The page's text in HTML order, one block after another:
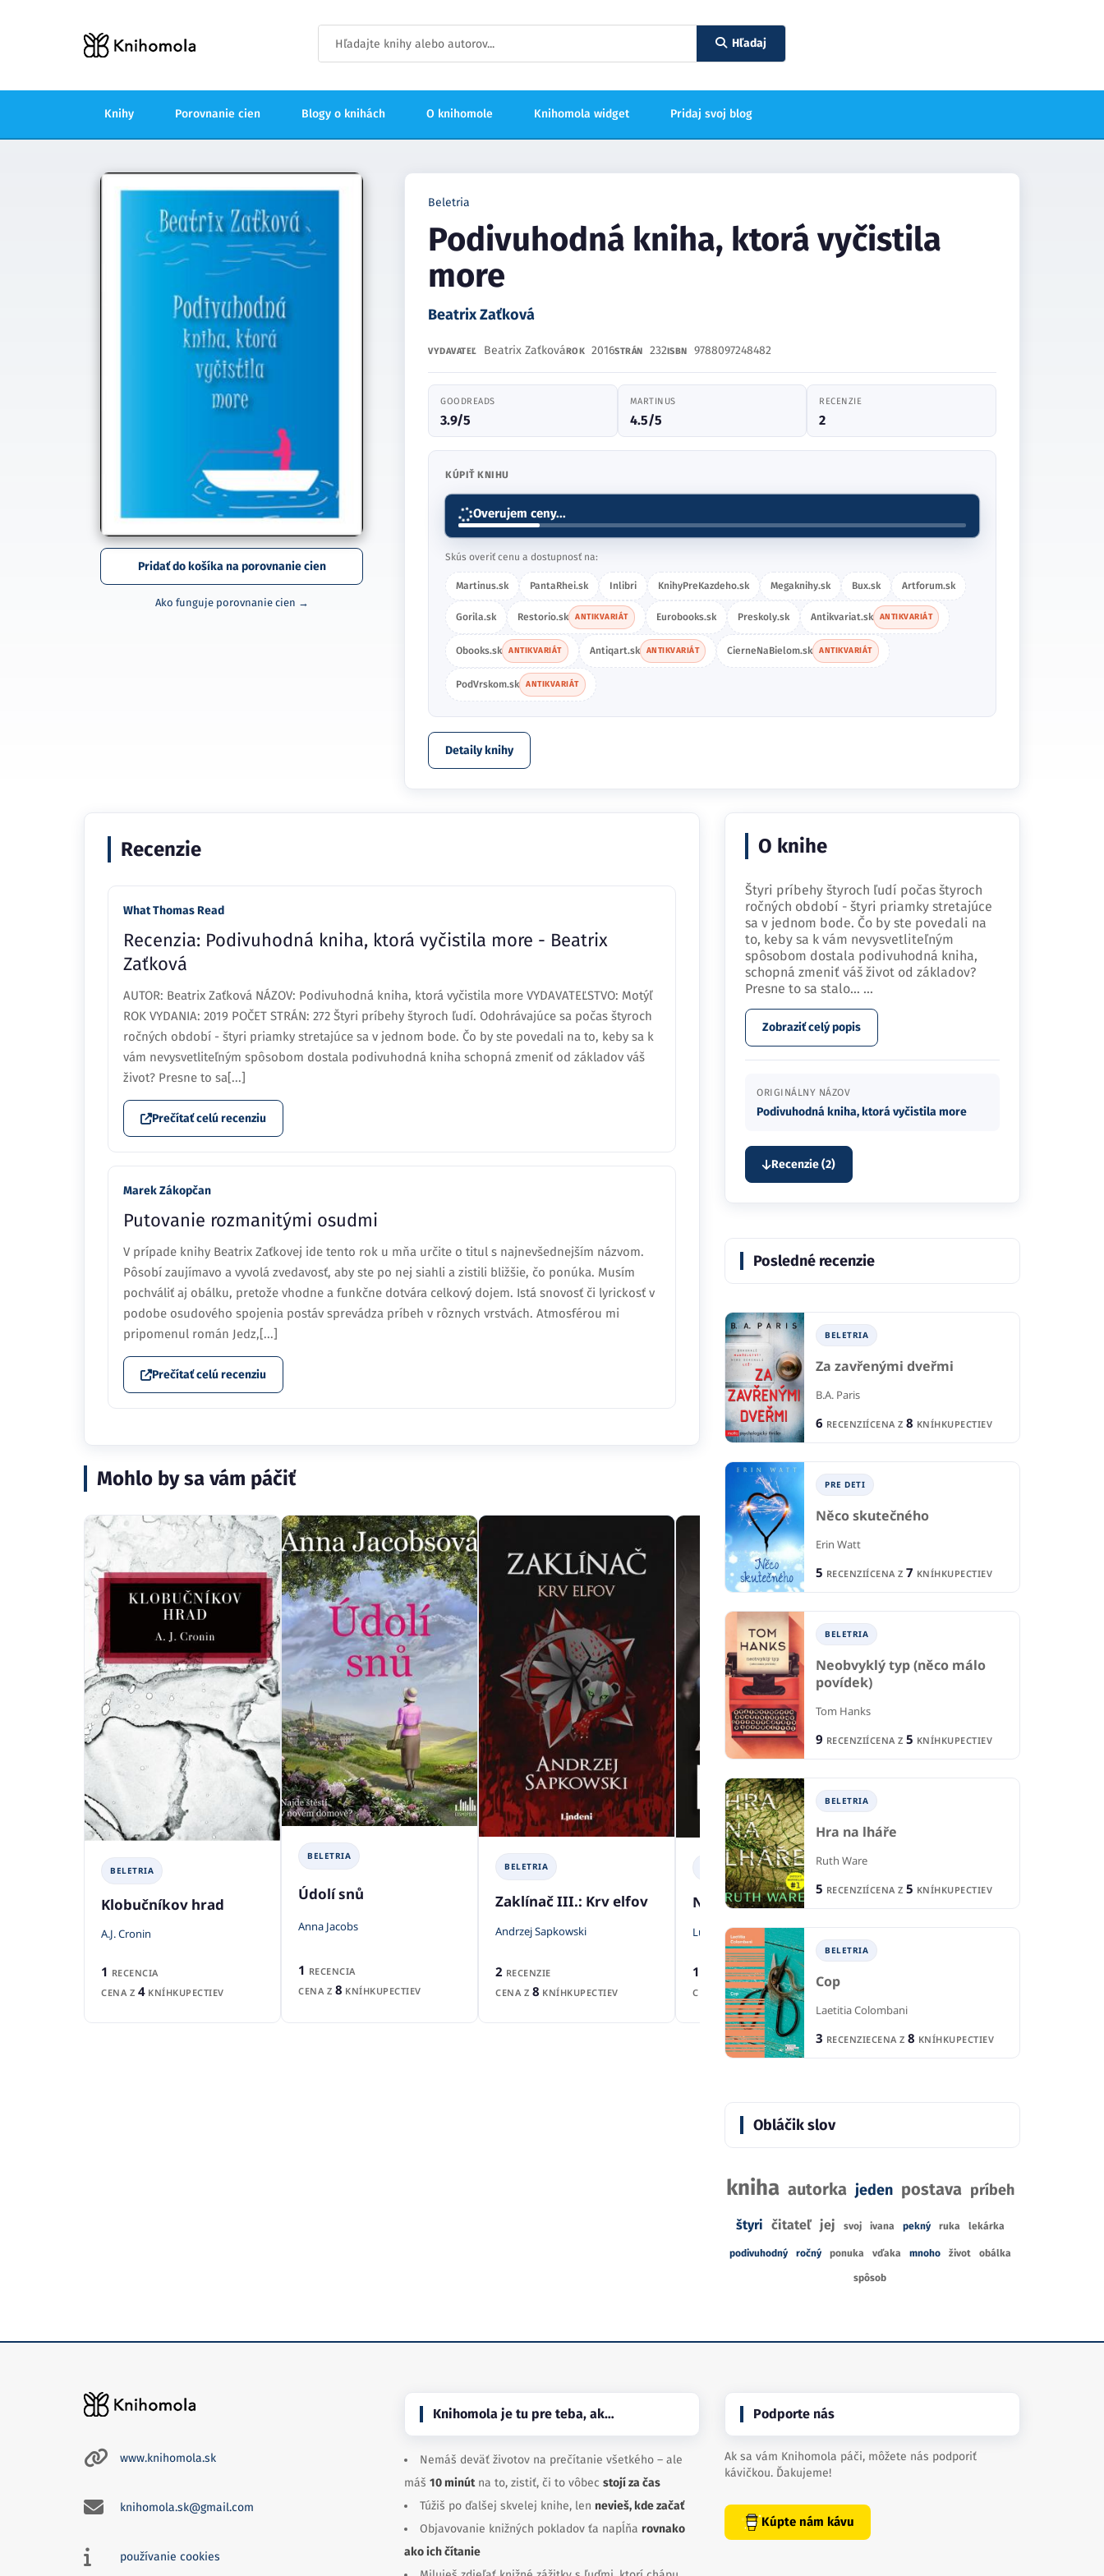
Hľadaj
Knihy Porovnanie cien Blogy o knihách O knihomole Knihomola widget Pridaj svoj blog
Pridať do košíka na porovnanie cien
Ako funguje porovnanie cien →
Beletria
Podivuhodná kniha, ktorá vyčistila
more
Beatrix Zaťková
VYDAVATEĽ Beatrix ZaťkováROK 2016STRÁN 232ISBN 9788097248482
GOODREADS
3.9/5
MARTINUS
4.5/5
RECENZIE
2
KÚPIŤ KNIHU
Overujem ceny...
Skús overiť cenu a dostupnosť na:
Martinus.sk PantaRhei.sk Inlibri KnihyPreKazdeho.sk Megaknihy.sk Bux.sk Artforum.sk
Gorila.sk Restorio.sk ANTIKVARIÁT Eurobooks.sk Preskoly.sk Antikvariat.sk ANTIKVARIÁT
Obooks.sk ANTIKVARIÁT Antiqart.sk ANTIKVARIÁT CierneNaBielom.sk ANTIKVARIÁT
PodVrskom.sk ANTIKVARIÁT
Detaily knihy
Recenzie
What Thomas Read
Recenzia: Podivuhodná kniha, ktorá vyčistila more - Beatrix
Zaťková
AUTOR: Beatrix Zaťková NÁZOV: Podivuhodná kniha, ktorá vyčistila more VYDAVATEĽSTVO: Motýľ
ROK VYDANIA: 2019 POČET STRÁN: 272 Štyri príbehy štyroch ľudí. Odohrávajúce sa počas štyroch
ročných období - štyri priamky stretajúce sa v jednom bode. Čo by ste povedali na to, keby sa k
vám nevysvetliteľným spôsobom dostala podivuhodná kniha schopná zmeniť od základov váš
život? Presne to sa[...]
Prečítať celú recenziu
Marek Zákopčan
Putovanie rozmanitými osudmi
V prípade knihy Beatrix Zaťkovej ide tento rok u mňa určite o titul s najnevšednejším názvom.
Pôsobí zaujímavo a vyvolá zvedavosť, aby ste po nej siahli a zistili bližšie, čo ponúka. Musím
pochváliť aj obálku, pretože vhodne a funkčne dotvára celkový dojem. Istá snovosť či lyrickosť v
podobe osudového spojenia postáv sprevádza príbeh v rôznych vrstvách. Atmosférou mi
pripomenul román Jedz,[...]
Prečítať celú recenziu
Mohlo by sa vám páčiť
BELETRIA
Klobučníkov hrad
A.J. Cronin
1 RECENCIA
CENA Z 4KNÍHKUPECTIEV
BELETRIA
Údolí snů
Anna Jacobs
1 RECENCIA
CENA Z 8 KNÍHKUPECTIEV
BELETRIA
Zaklínač III.: Krv elfov
Andrzej Sapkowski
2 RECENZIE
CENA Z 8 KNÍHKUPECTIEV
BELETRIA
Nebezpečná
Lucia Sasková
1
RECENCIA
CENA Z8KNÍHKUPECTIEV
O knihe
Štyri príbehy štyroch ľudí počas štyroch
ročných období - štyri priamky stretajúce
sa v jednom bode. Čo by ste povedali na
to, keby sa k vám nevysvetliteľným
spôsobom dostala podivuhodná kniha,
schopná zmeniť váš život od základov?
Presne to sa stalo… ...
Zobraziť celý popis
ORIGINÁLNY NÁZOV
Podivuhodná kniha, ktorá vyčistila more
Recenzie (2)
Posledné recenzie
BELETRIA
Za zavřenými dveřmi
B.A. Paris
6 RECENZIÍCENA Z 8 KNÍHKUPECTIEV
PRE DETI
Něco skutečného
Erin Watt
5 RECENZIÍCENA Z 7 KNÍHKUPECTIEV
BELETRIA
Neobvyklý typ (něco málo
povídek)
Tom Hanks
9 RECENZIÍCENA Z 5 KNÍHKUPECTIEV
BELETRIA
Hra na lháře
Ruth Ware
5 RECENZIÍCENA Z 5 KNÍHKUPECTIEV
BELETRIA
Cop
Laetitia Colombani
3 RECENZIECENA Z 8 KNÍHKUPECTIEV
Obláčik slov
kniha autorka jeden postava príbeh
štyri čitateľ jej svoj ivana pekný ruka lekárka
podivuhodný ročný ponuka vďaka mnoho život obálka
spôsob
www.knihomola.sk
knihomola.sk@gmail.com
používanie cookies
Knihomola je tu pre teba, ak…
Nemáš deväť životov na prečítanie všetkého – ale
máš 10 minútna to, zistiť, či to vôbec stojí za čas
Túžiš po ďalšej skvelej knihe, len nevieš, kde začať
Objavovanie knižných pokladov ťa napĺňa rovnako
ako ich čítanie
Podporte nás
Ak sa vám Knihomola páči, môžete nás podporiť
kávičkou. Ďakujeme!
Kúpte nám kávu